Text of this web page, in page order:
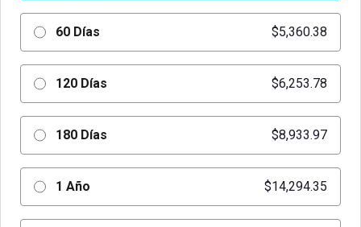
60 Días $5,360.38
120 Días $6,253.78
180 Días $8,933.97
1 Año $14,294.35